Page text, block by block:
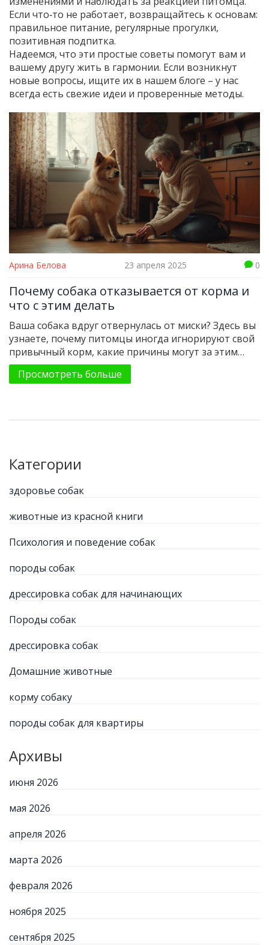
Если что‑то не работает, возвращайтесь к основам:
правильное питание, регулярные прогулки,
позитивная подпитка.
Надеемся, что эти простые советы помогут вам и
вашему другу жить в гармонии. Если возникнут
новые вопросы, ищите их в нашем блоге – у нас
всегда есть свежие идеи и проверенные методы.
Арина Белова 23 апреля 2025 0
Почему собака отказывается от корма и
что с этим делать
Ваша собака вдруг отвернулась от миски? Здесь вы
узнаете, почему питомцы иногда игнорируют свой
привычный корм, какие причины могут за этим
скрываться, и как определить, есть ли повод для
беспокойства. Поговорим о простых и неочевидных
которые реально работают, а не просто
Просмотреть больше
Категории
здоровье собак
животные из красной книги
Психология и поведение собак
породы собак
дрессировка собак для начинающих
Породы собак
дрессировка собак
Домашние животные
корму собаку
породы собак для квартиры
Архивы
июня 2026
мая 2026
апреля 2026
марта 2026
февраля 2026
ноября 2025
сентября 2025